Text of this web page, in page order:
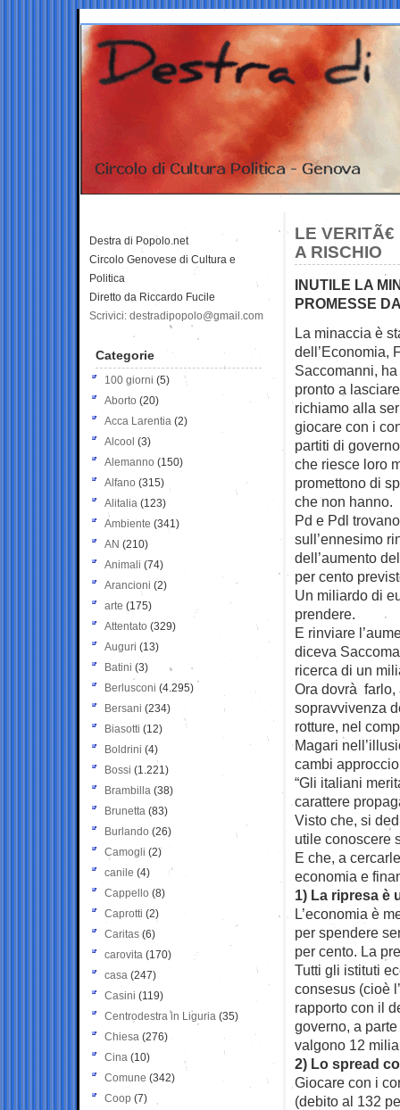
LE
A RISCHIO
INUTILE LA
PROMESSE
La minaccia è
dell’Economia,
Saccomanni,
pronto a
richiamo alla
giocare con i
partiti di
che riesce loro
promettono di
che non hanno.
Pd e Pdl
sull’ennesimo
dell’aumento
per cento
Un miliardo di
prendere.
E rinviare
diceva
ricerca di un
Ora dovrà farlo,
sopravvivenza
rotture, nel
Magari
cambi
“Gli italiani
carattere
Visto che, si
utile conoscere
E che, a
economia e
1) La ripresa è
L’economia è
per spendere
per cento. La
Tutti gli istituti
consesus (cioè
rapporto con il
governo, a
valgono 12
2) Lo spread
Giocare con i
(debito al 132
Destra di Popolo.net
Circolo Genovese di Cultura e
Politica
Diretto da Riccardo Fucile
Scrivici: destradipopolo@gmail.com
Categorie
100 giorni (5)
Aborto (20)
Acca Larentia (2)
Alcool (3)
Alemanno (150)
Alfano (315)
Alitalia (123)
Ambiente (341)
AN (210)
Animali (74)
Arancioni (2)
arte (175)
Attentato (329)
Auguri (13)
Batini (3)
Berlusconi (4.295)
Bersani (234)
Biasotti (12)
Boldrini (4)
Bossi (1.221)
Brambilla (38)
Brunetta (83)
Burlando (26)
Camogli (2)
canile (4)
Cappello (8)
Caprotti (2)
Caritas (6)
carovita (170)
casa (247)
Casini (119)
Centrodestra in Liguria (35)
Chiesa (276)
Cina (10)
Comune (342)
Coop (7)